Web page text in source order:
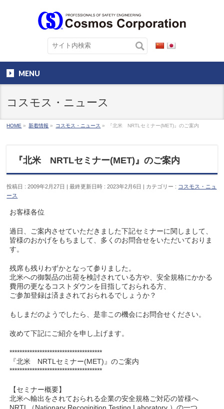
MENU
コスモス・ニュース
HOME » 新着情報 » コスモス・ニュース » 『北米 NRTLセミナー(MET)』のご案内
『北米 NRTLセミナー(MET)』のご案内
投稿日 : 2009年2月27日 最終更新日時 : 2023年2月6日 カテゴリー : コスモス・ニュ
ース
お客様各位
過日、ご案内させていただきました下記セミナーに関しまして、
皆様のおかげをもちまして、多くのお問合せをいただいておりま
す。
残席も残りわずかとなって参りました。
北米への御製品の出荷を検討されている方や、安全規格にかかる
費用の更なるコストダウンを目指しておられる方、
ご参加登録は済まされておられるでしょうか？
もしまだのようでしたら、是非この機会にお問合せください。
改めて下記にご紹介を申し上げます。
*************************************
『北米 NRTLセミナー(MET)』のご案内
*************************************
【セミナー概要】
北米へ輸出をされておられる企業の安全規格ご対応の皆様へ